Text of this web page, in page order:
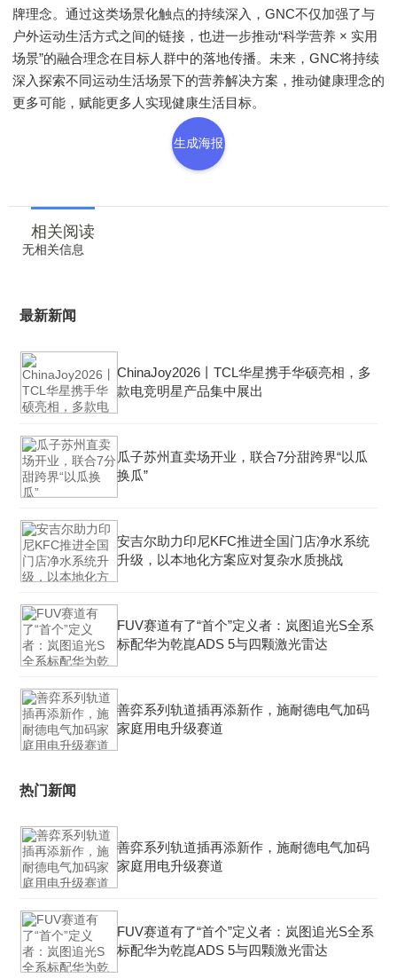
牌理念。通过这类场景化触点的持续深入，GNC不仅加强了与
户外运动生活方式之间的链接，也进一步推动“科学营养 × 实用
场景”的融合理念在目标人群中的落地传播。未来，GNC将持续
深入探索不同运动生活场景下的营养解决方案，推动健康理念的
更多可能，赋能更多人实现健康生活目标。
生成海报
相关阅读
无相关信息
最新新闻
ChinaJoy2026丨TCL华星携手华硕亮相，多
款电竞明星产品集中展出
瓜子苏州直卖场开业，联合7分甜跨界“以瓜
换瓜”
安吉尔助力印尼KFC推进全国门店净水系统
升级，以本地化方案应对复杂水质挑战
FUV赛道有了“首个”定义者：岚图追光S全系
标配华为乾崑ADS 5与四颗激光雷达
善弈系列轨道插再添新作，施耐德电气加码
家庭用电升级赛道
热门新闻
善弈系列轨道插再添新作，施耐德电气加码
家庭用电升级赛道
FUV赛道有了“首个”定义者：岚图追光S全系
标配华为乾崑ADS 5与四颗激光雷达